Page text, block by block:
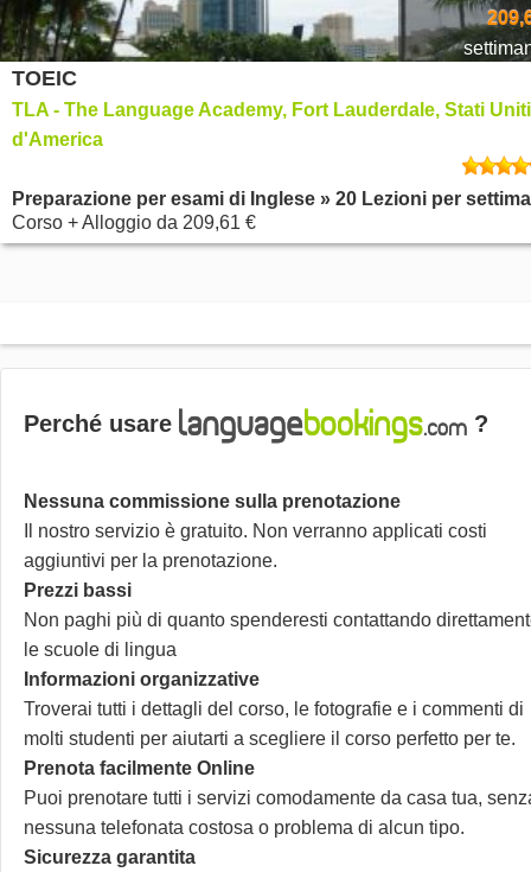
TOEIC
TLA - The Language Academy, Fort Lauderdale, Stati Uniti
d'America
Preparazione per esami di Inglese » 20 Lezioni per
Corso + Alloggio da 209,61 €
Perché usare ?
Nessuna commissione sulla prenotazione
Il nostro servizio è gratuito. Non verranno applicati costi
aggiuntivi per la prenotazione.
Prezzi bassi
Non paghi più di quanto spenderesti contattando
le scuole di lingua
Informazioni organizzative
Troverai tutti i dettagli del corso, le fotografie e i commenti di
molti studenti per aiutarti a scegliere il corso perfetto per te.
Prenota facilmente Online
Puoi prenotare tutti i servizi comodamente da casa tua,
nessuna telefonata costosa o problema di alcun tipo.
Sicurezza garantita